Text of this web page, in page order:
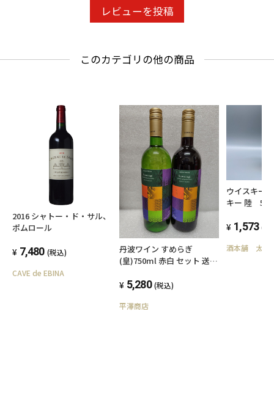
レビューを投稿
このカテゴリの他の商品
2016 シャトー・ド・サル、
ポムロール
7,480 (税込)
CAVE de EBINA
丹波ワイン すめらぎ
(皇)750ml 赤白 セット 送料
5,280 (税込)
平澤商店
ウイスキー
キー 陸
1,573 (税
酒本舗 太右